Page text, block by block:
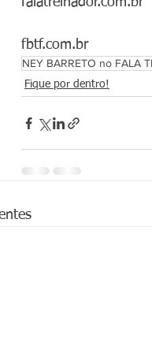
fbtf.com.br
NEY BARRETO no FALA
Fique por dentro!